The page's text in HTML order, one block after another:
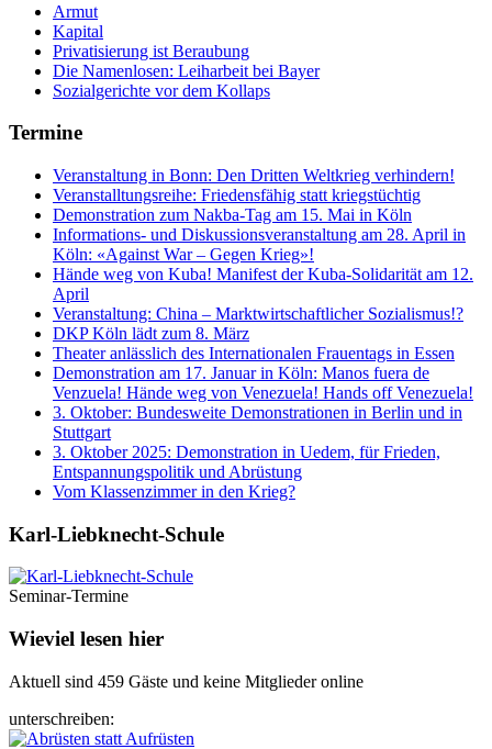
Armut
Kapital
Privatisierung ist Beraubung
Die Namenlosen: Leiharbeit bei Bayer
Sozialgerichte vor dem Kollaps
Termine
Veranstaltung in Bonn: Den Dritten Weltkrieg verhindern!
Veranstalltungsreihe: Friedensfähig statt kriegstüchtig
Demonstration zum Nakba-Tag am 15. Mai in Köln
Informations- und Diskussionsveranstaltung am 28. April in
Köln: «Against War – Gegen Krieg»!
Hände weg von Kuba! Manifest der Kuba-Solidarität am 12.
April
Veranstaltung: China – Marktwirtschaftlicher Sozialismus!?
DKP Köln lädt zum 8. März
Theater anlässlich des Internationalen Frauentags in Essen
Demonstration am 17. Januar in Köln: Manos fuera de
Venzuela! Hände weg von Venezuela! Hands off Venezuela!
3. Oktober: Bundesweite Demonstrationen in Berlin und in
Stuttgart
3. Oktober 2025: Demonstration in Uedem, für Frieden,
Entspannungspolitik und Abrüstung
Vom Klassenzimmer in den Krieg?
Karl-Liebknecht-­Schule
Seminar-Termine
Wieviel lesen hier
Aktuell sind 459 Gäste und keine Mitglieder online
unterschreiben: